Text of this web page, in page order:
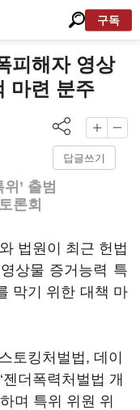
구독
피해자 영상
마련 분주
답글쓰기
’ 출범
론회
법원이 최근 헌법
상물 증거능력 특
막기 위한 대책 마
토킹처벌법, 데이
더폭력처벌법 개
며 특위 위원 위